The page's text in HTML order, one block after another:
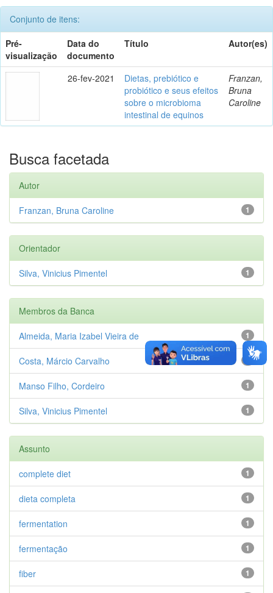
Conjunto de itens:
Pré-
visualização
Data do
documento
Título Autor(es)
26-fev-2021
Dietas, prebiótico e
probiótico e seus efeitos
sobre o microbioma
intestinal de equinos
Franzan,
Bruna
Caroline
Busca facetada
Autor
1
Franzan, Bruna Caroline
Orientador
1
Silva, Vinicius Pimentel
Membros da Banca
1
Almeida, Maria Izabel Vieira de
1
Costa, Márcio Carvalho
1
Manso Filho, Cordeiro
1
Silva, Vinicius Pimentel
Assunto
1
complete diet
1
dieta completa
1
fermentation
1
fermentação
1
fiber